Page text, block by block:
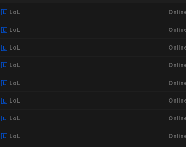
LoL
LoL
LoL
LoL
LoL
LoL
LoL
LoL